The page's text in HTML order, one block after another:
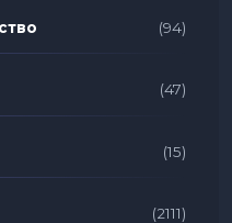
(94)
(47)
(15)
(2111)